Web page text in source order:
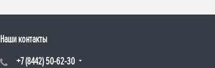
Наши контакты
+7 (8442) 50-62-30